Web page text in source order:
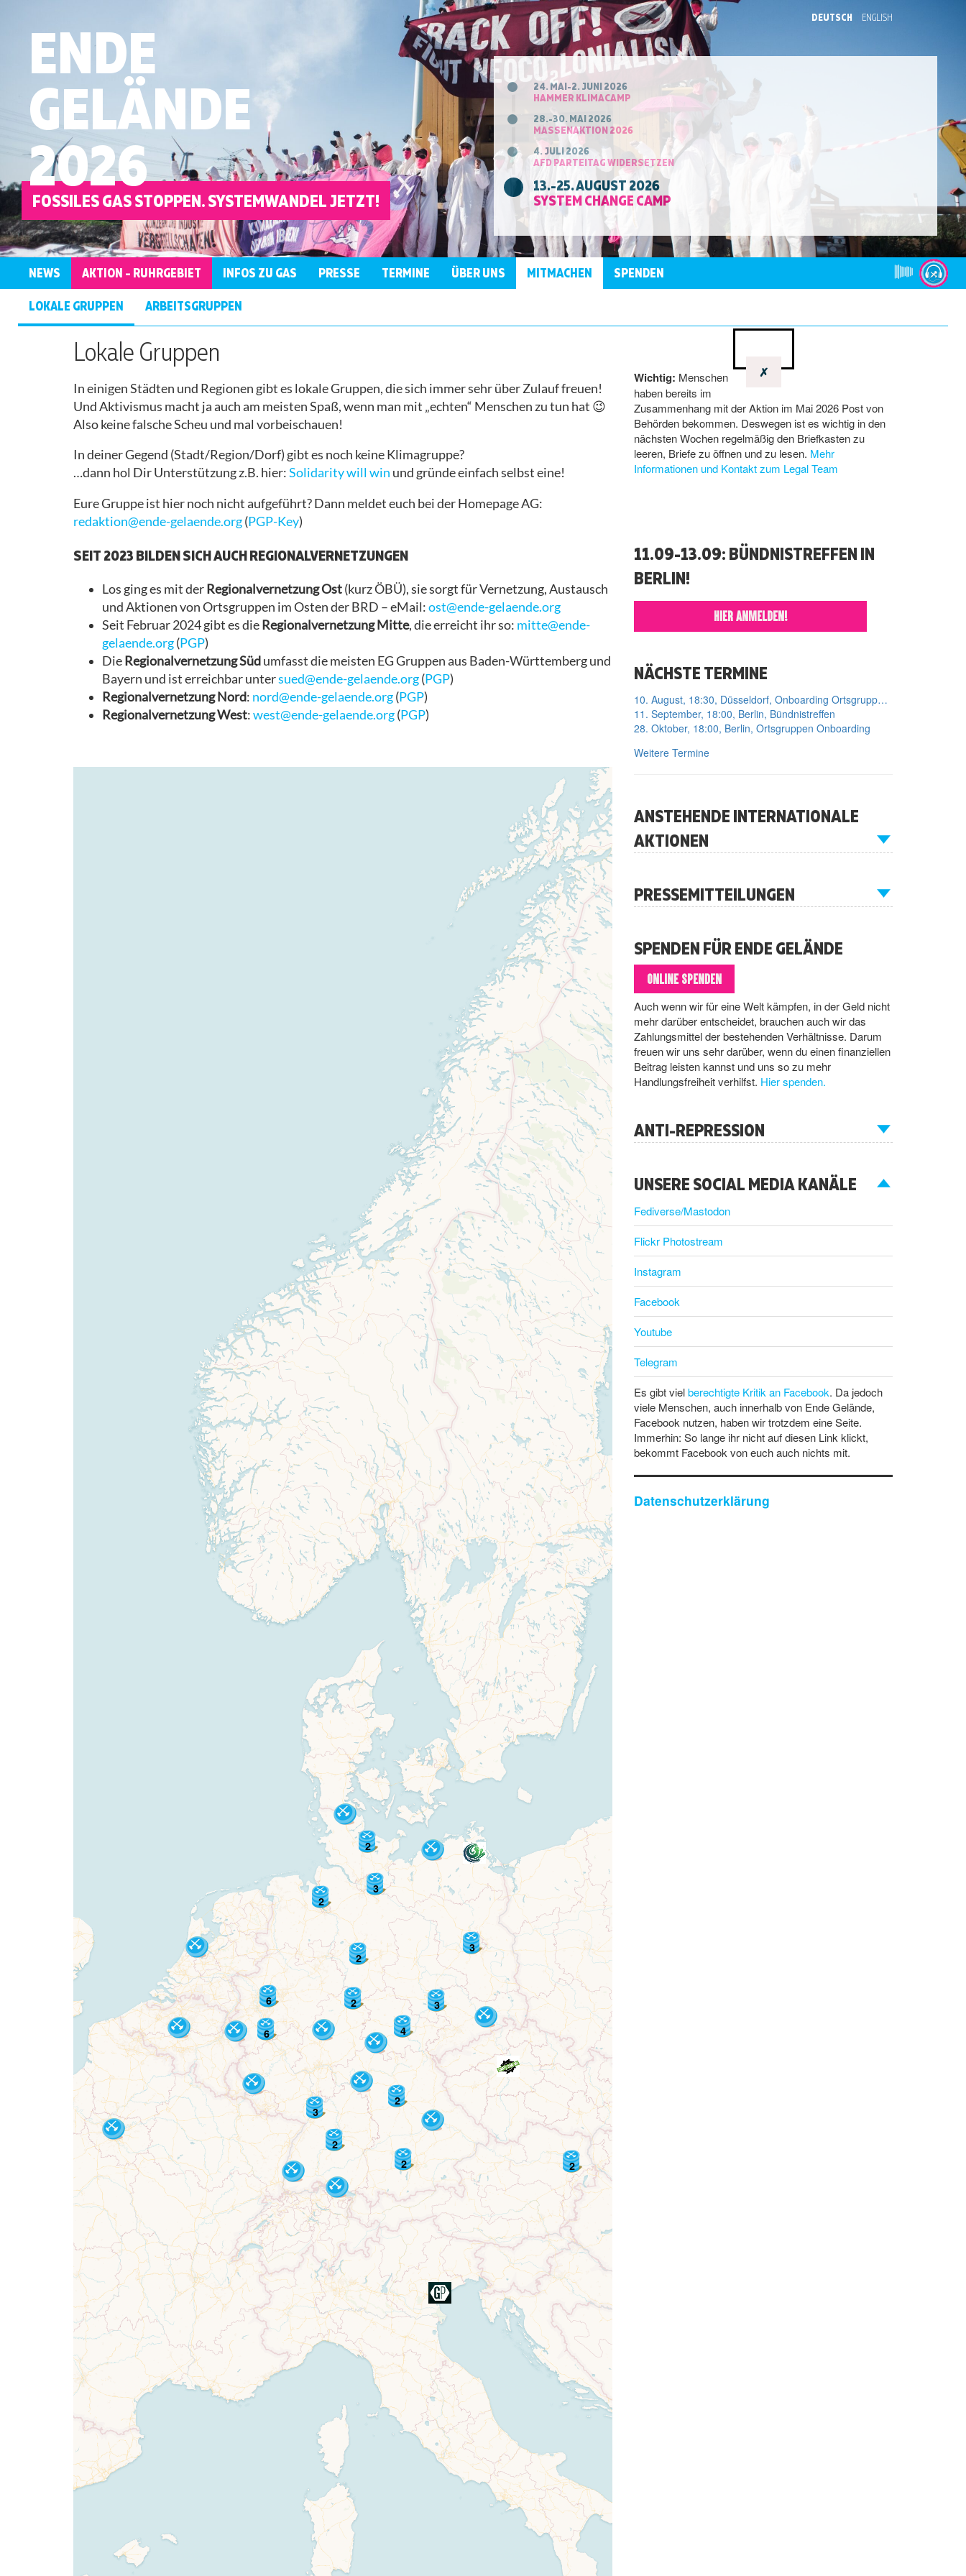
DEUTSCH ENGLISH
ENDE
GELÄNDE
2026
FOSSILES GAS STOPPEN. SYSTEMWANDEL JETZT!
24. MAI-2. JUNI 2026
HAMMER KLIMACAMP
28.-30. MAI 2026
MASSENAKTION 2026
4. JULI 2026
AFD PARTEITAG WIDERSETZEN
13.-25. AUGUST 2026
SYSTEM CHANGE CAMP
NEWS AKTION – RUHRGEBIET
ÜBERBLICK
BARRIEREN
AKTIONSRAHMEN
ISRAEL/PALÄSTINA
MOBIMATERIAL
INFOS ZU GAS PRESSE
KONTAKT
PRESSESPIEGEL
TERMINE ÜBER UNS
WER
WIR
ANTIRASSISTISCH
UND SOLIDARISCH
BARRIEREN
UMGANG MIT
SEXUALISIERTER
ISRAEL/PALÄSTINA
KONTAKT
LEITFADEN
MITMACHEN
LOKALE GRUPPEN ARBEITSGRUPPEN
SPENDEN
Lokale Gruppen
In einigen Städten und Regionen gibt es lokale Gruppen, die sich immer sehr über Zulauf freuen!
Und Aktivismus macht ja auch am meisten Spaß, wenn man mit „echten“ Menschen zu tun hat 😉
Also keine falsche Scheu und mal vorbeischauen!
In deiner Gegend (Stadt/Region/Dorf) gibt es noch keine Klimagruppe?
…dann hol Dir Unterstützung z.B. hier:Solidarity will win und gründe einfach selbst eine!
Eure Gruppe ist hier noch nicht aufgeführt? Dann meldet euch bei der Homepage AG:
redaktion@ende-gelaende.org(PGP-Key)
SEIT 2023 BILDEN SICH AUCH REGIONALVERNETZUNGEN
Los ging es mit der Regionalvernetzung Ost(kurz ÖBÜ), sie sorgt für Vernetzung, Austausch
und Aktionen von Ortsgruppen im Osten der BRD – eMail:ost@ende-gelaende.org
Seit Februar 2024 gibt es die Regionalvernetzung Mitte, die erreicht ihr so: mitte@ende-
gelaende.org(PGP)
Die Regionalvernetzung Südumfasst die meisten EG Gruppen aus Baden-Württemberg und
Bayern und ist erreichbar untersued@ende-gelaende.org(PGP)
Regionalvernetzung Nord: nord@ende-gelaende.org(PGP)
Regionalvernetzung West:west@ende-gelaende.org(PGP)
2
2
3
2
4
3
2
2
3
2
3
2
2
6
6
✗
Wichtig: Menschen
haben bereits im
Zusammenhang mit der Aktion im Mai 2026 Post von
Behörden bekommen. Deswegen ist es wichtig in den
nächsten Wochen regelmäßig den Briefkasten zu
leeren, Briefe zu öffnen und zu lesen. Mehr
Informationen und Kontakt zum Legal Team
11.09-13.09: BÜNDNISTREFFEN IN
BERLIN!
HIER ANMELDEN!
NÄCHSTE TERMINE
10. August, 18:30, Düsseldorf, Onboarding Ortsgruppe Düsseldorf
11. September, 18:00, Berlin, Bündnistreffen
28. Oktober, 18:00, Berlin, Ortsgruppen Onboarding
Weitere Termine
ANSTEHENDE INTERNATIONALE
AKTIONEN
PRESSEMITTEILUNGEN
SPENDEN FÜR ENDE GELÄNDE
ONLINE SPENDEN
Auch wenn wir für eine Welt kämpfen, in der Geld nicht
mehr darüber entscheidet, brauchen auch wir das
Zahlungsmittel der bestehenden Verhältnisse. Darum
freuen wir uns sehr darüber, wenn du einen finanziellen
Beitrag leisten kannst und uns so zu mehr
Handlungsfreiheit verhilfst. Hier spenden.
ANTI-REPRESSION
UNSERE SOCIAL MEDIA KANÄLE
Fediverse/Mastodon
Flickr Photostream
Instagram
Facebook
Youtube
Telegram
Es gibt vielberechtigte Kritik an Facebook. Da jedoch
viele Menschen, auch innerhalb von Ende Gelände,
Facebook nutzen, haben wir trotzdem eine Seite.
Immerhin: So lange ihr nicht auf diesen Link klickt,
bekommt Facebook von euch auch nichts mit.
Datenschutzerklärung